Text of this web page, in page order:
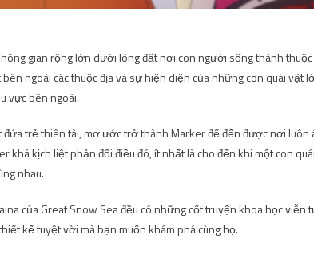
gian rộng lớn dưới lòng đất nơi con người sống thành
ngoài các thuộc địa và sự hiện diện của những con quái vật
vực bên ngoài.
trẻ thiên tài, mơ ước trở thành Marker để đến được nơi luôn
khá kịch liệt phản đối điều đó, ít nhất là cho đến khi một con
nhau.
của Great Snow Sea đều có những cốt truyện khoa học
kế tuyệt vời mà bạn muốn khám phá cùng họ.